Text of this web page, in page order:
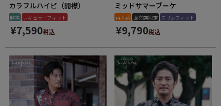
カラフルハイビ（開襟）
開襟 レギュラーフィット
¥7,590税込
ミッドサマーブーケ
再入荷 直営店限定 スリムフィット
¥9,790税込